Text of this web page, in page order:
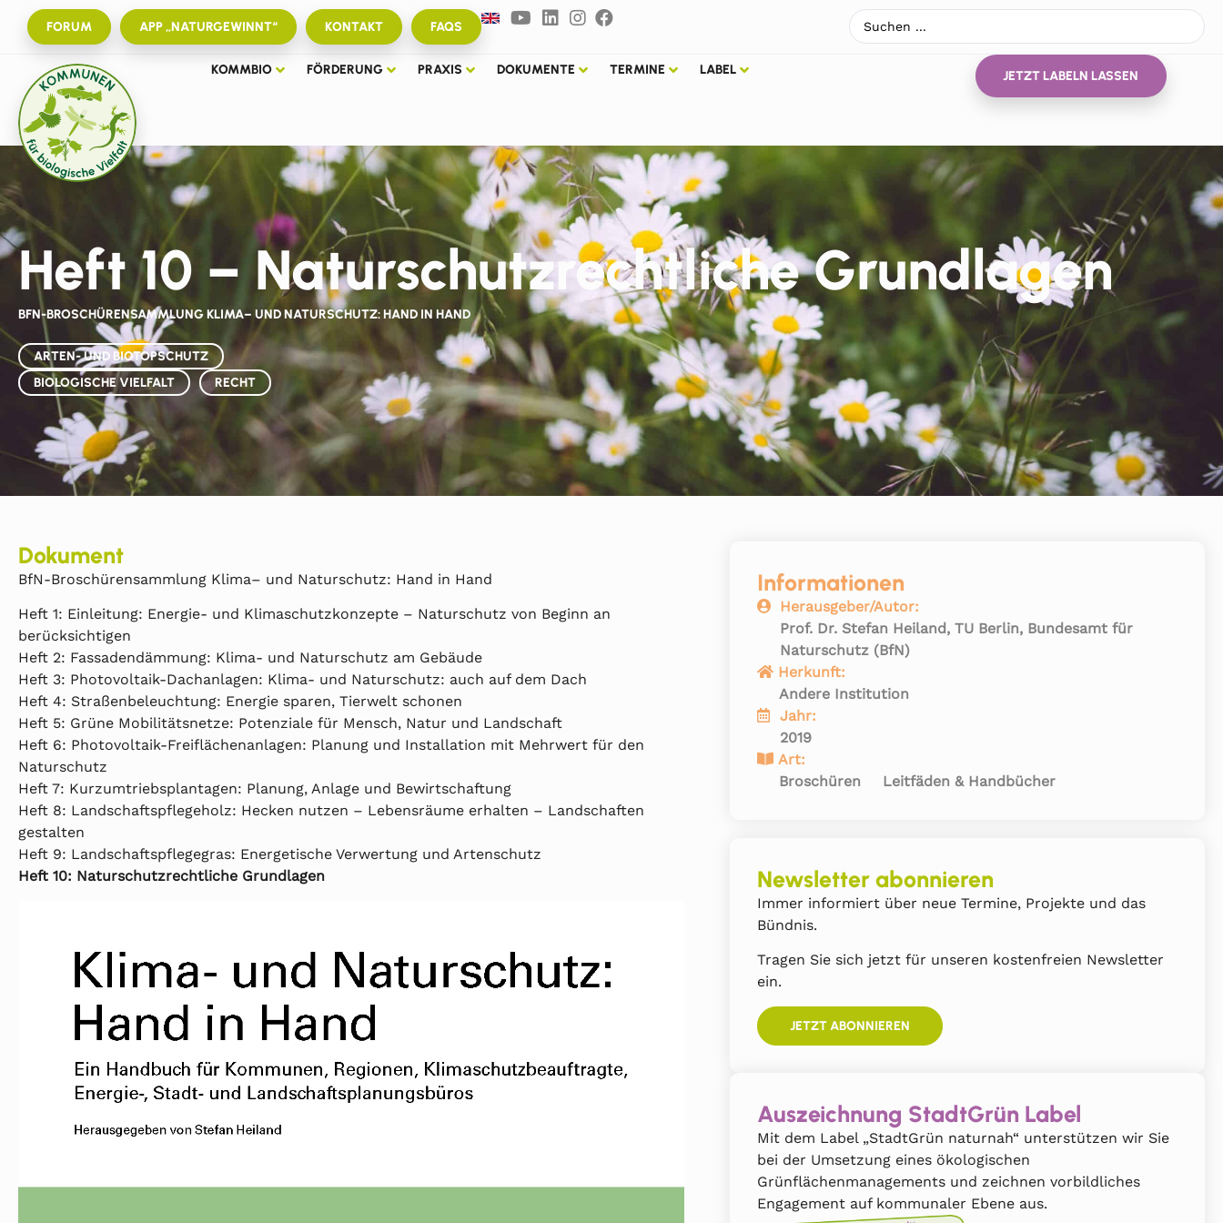
FORUM APP „NATURGEWINNT“ KONTAKT FAQS
KOMMBIO FÖRDERUNG PRAXIS DOKUMENTE TERMINE LABEL JETZT LABELN LASSEN
Heft 10 – Naturschutzrechtliche Grundlagen
BFN-BROSCHÜRENSAMMLUNG KLIMA– UND NATURSCHUTZ: HAND IN HAND
ARTEN- UND BIOTOPSCHUTZ
BIOLOGISCHE VIELFALT
RECHT
Dokument
BfN-Broschürensammlung Klima– und Naturschutz: Hand in Hand
Heft 1: Einleitung: Energie- und Klimaschutzkonzepte – Naturschutz von Beginn an
berücksichtigen
Heft 2: Fassadendämmung: Klima- und Naturschutz am Gebäude
Heft 3: Photovoltaik-Dachanlagen: Klima- und Naturschutz: auch auf dem Dach
Heft 4: Straßenbeleuchtung: Energie sparen, Tierwelt schonen
Heft 5: Grüne Mobilitätsnetze: Potenziale für Mensch, Natur und Landschaft
Heft 6: Photovoltaik-Freiflächenanlagen: Planung und Installation mit Mehrwert für den
Naturschutz
Heft 7: Kurzumtriebsplantagen: Planung, Anlage und Bewirtschaftung
Heft 8: Landschaftspflegeholz: Hecken nutzen – Lebensräume erhalten – Landschaften
gestalten
Heft 9: Landschaftspflegegras: Energetische Verwertung und Artenschutz
Heft 10: Naturschutzrechtliche Grundlagen
Informationen
Herausgeber/Autor:
Prof. Dr. Stefan Heiland, TU Berlin, Bundesamt für
Naturschutz (BfN)
Herkunft:
Andere Institution
Jahr:
2019
Art:
Broschüren
Leitfäden & Handbücher
Newsletter abonnieren
Immer informiert über neue Termine, Projekte und das
Bündnis.
Tragen Sie sich jetzt für unseren kostenfreien Newsletter
ein.
JETZT ABONNIEREN
Auszeichnung StadtGrün Label
Mit dem Label „StadtGrün naturnah“ unterstützen wir Sie
bei der Umsetzung eines ökologischen
Grünflächenmanagements und zeichnen vorbildliches
Engagement auf kommunaler Ebene aus.